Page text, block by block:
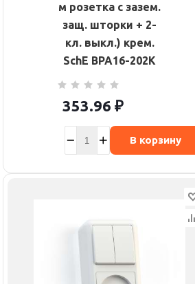
м розетка с зазем.
защ. шторки + 2-
кл. выкл.) крем.
SchE BPA16-202K
353.96 ₽
В корзину